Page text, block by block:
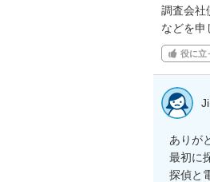
調査会社
などを申
役に立
ありが
最初に
探偵と